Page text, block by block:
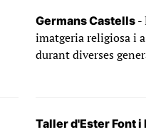
Germans Castells -
imatgeria religiosa i
durant diverses
Taller d'Ester Font